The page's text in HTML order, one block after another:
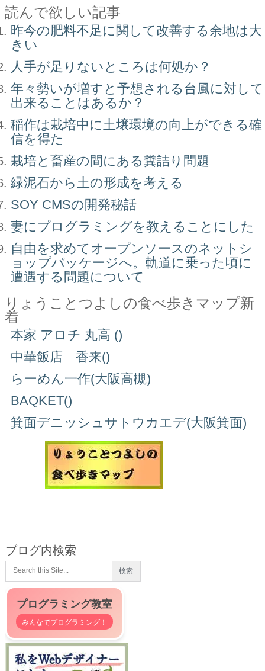
読んで欲しい記事
昨今の肥料不足に関して改善する余地は大
きい
人手が足りないところは何処か？
年々勢いが増すと予想される台風に対して
出来ることはあるか？
稲作は栽培中に土壌環境の向上ができる確
信を得た
栽培と畜産の間にある糞詰り問題
緑泥石から土の形成を考える
SOY CMSの開発秘話
妻にプログラミングを教えることにした
自由を求めてオープンソースのネットシ
ョップパッケージへ。軌道に乗った頃に
遭遇する問題について
りょうことつよしの食べ歩きマップ新
着
本家 アロチ 丸高 ()
中華飯店 香来()
らーめん一作(大阪高槻)
BAQKET()
箕面デニッシュサトウカエデ(大阪箕面)
ブログ内検索
プログラミング教室
みんなでプログラミング！